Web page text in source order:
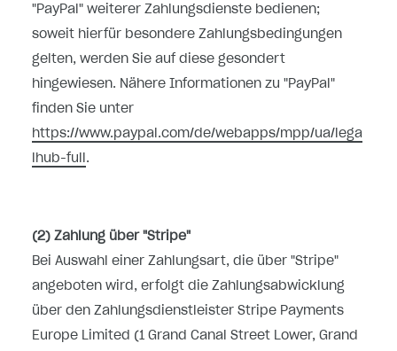
"PayPal" weiterer Zahlungsdienste bedienen;
soweit hierfür besondere Zahlungsbedingungen
gelten, werden Sie auf diese gesondert
hingewiesen. Nähere Informationen zu "PayPal"
finden Sie unter
https://www.paypal.com/de/webapps/mpp/ua/lega
lhub-full.
(2) Zahlung über "Stripe"
Bei Auswahl einer Zahlungsart, die über "Stripe"
angeboten wird, erfolgt die Zahlungsabwicklung
über den Zahlungsdienstleister Stripe Payments
Europe Limited (1 Grand Canal Street Lower, Grand